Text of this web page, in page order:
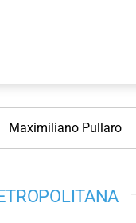
Maximiliano Pullaro